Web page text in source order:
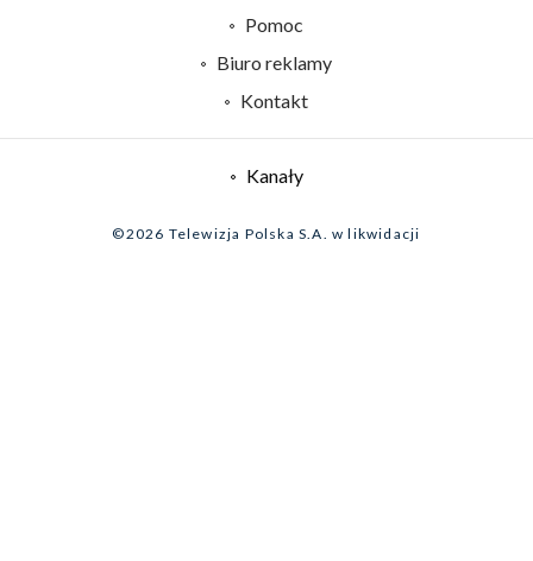
Naziemna Telewizja Cyfrowa
System NOS
Biuro Reklamy
Pomoc
Biuro reklamy
Kontakt
Kanały
©2026 Telewizja Polska S.A. w likwidacji